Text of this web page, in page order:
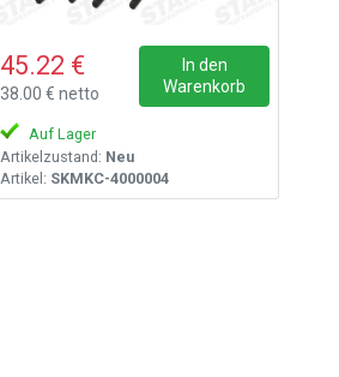
45.22 €
38.00 € netto
In den
Warenkorb
Auf Lager
Artikelzustand: Neu
Artikel: SKMKC-4000004